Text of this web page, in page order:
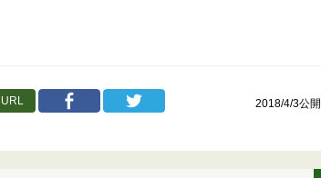
URL 2018/4/3公開